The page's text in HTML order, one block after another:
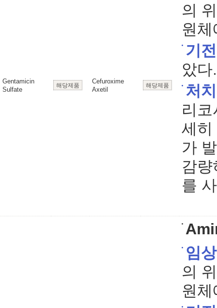
Gentamicin
Sulfate
해당제품
Cefuroxime
Axetil
해당제품
의
원
기전
았다.
처치
리
세히
가
감
를
임
의
원